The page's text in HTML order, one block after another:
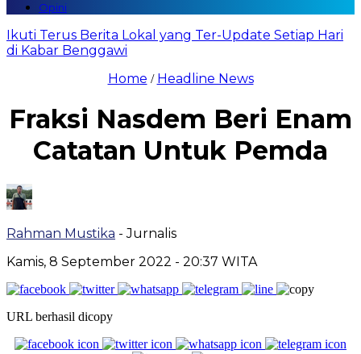
Opini
Ikuti Terus Berita Lokal yang Ter-Update Setiap Hari
di Kabar Benggawi
Home / Headline News
Fraksi Nasdem Beri Enam
Catatan Untuk Pemda
Rahman Mustika - Jurnalis
Kamis, 8 September 2022 - 20:37 WITA
URL berhasil dicopy